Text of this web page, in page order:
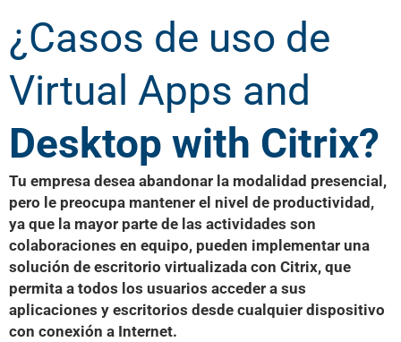
¿Casos de uso de
Virtual Apps and
Desktop with Citrix?
Tu empresa desea abandonar la modalidad presencial,
pero le preocupa mantener el nivel de productividad,
ya que la mayor parte de las actividades son
colaboraciones en equipo, pueden implementar una
solución de escritorio virtualizada con Citrix, que
permita a todos los usuarios acceder a sus
aplicaciones y escritorios desde cualquier dispositivo
con conexión a Internet.